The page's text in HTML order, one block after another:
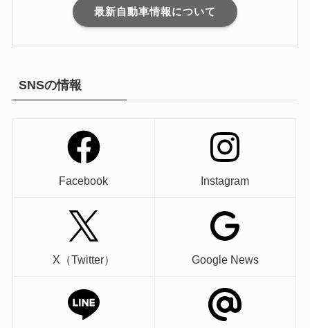
最新自動車情報について
SNSの情報
Facebook Instagram
X（Twitter） Google News